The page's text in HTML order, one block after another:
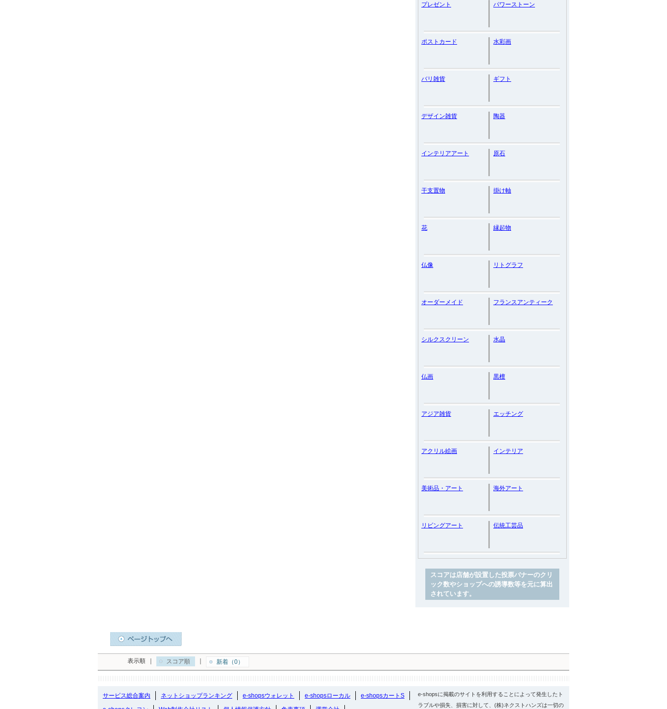
プレゼント パワーストーン
ポストカード 水彩画
バリ雑貨 ギフト
デザイン雑貨 陶器
インテリアアート 原石
干支置物 掛け軸
花 縁起物
仏像 リトグラフ
オーダーメイド フランスアンティーク
シルクスクリーン 水晶
仏画 黒檀
アジア雑貨 エッチング
アクリル絵画 インテリア
美術品・アート 海外アート
リビングアート 伝統工芸品
スコアは店舗が設置した投票バナーのクリ
ック数やショップへの誘導数等を元に算出
されています。
表示順 スコア順 新着（0）
サービス総合案内 ネットショップランキング e-shopsウォレット e-shopsローカル
e-shopsカートS
e-shopsに掲載のサイトを利用することによって発生したト
ラブルや損失、損害に対して、(株)ネクストハンズは一切の